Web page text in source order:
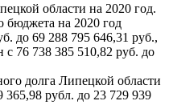
области на 2020 год.
бюджета на 2020 год
до 69 288 795 646,31 руб.,
с 76 738 385 510,82 руб. до
долга Липецкой области
365,98 рубл. до 23 729 939